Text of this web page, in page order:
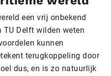
een vrij onbekend
TU Delft wilden weten
kunnen
terugkoppeling door
dus, en is zo natuurlijk